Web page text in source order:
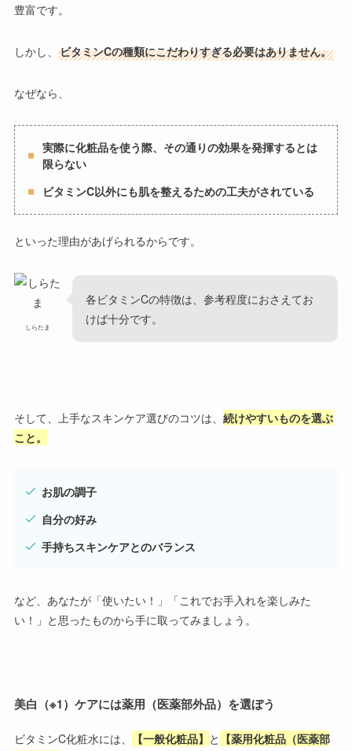
豊富です。
しかし、 ビタミンCの種類にこだわりすぎる必要はありません。
なぜなら、
実際に化粧品を使う際、その通りの効果を発揮するとは
限らない
ビタミンC以外にも肌を整えるための工夫がされている
といった理由があげられるからです。
しらたま
各ビタミンCの特徴は、参考程度におさえてお
けば十分です。
そして、上手なスキンケア選びのコツは、 続けやすいものを選ぶ
こと。
お肌の調子
自分の好み
手持ちスキンケアとのバランス
など、あなたが「使いたい！」「これでお手入れを楽しみた
い！」と思ったものから手に取ってみましょう。
美白（※1）ケアには薬用（医薬部外品）を選ぼう
ビタミンC化粧水には、 【一般化粧品】 と 【薬用化粧品（医薬部